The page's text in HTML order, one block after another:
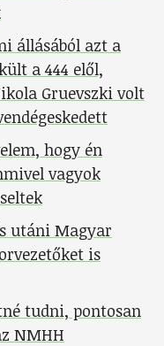
állásából azt a
a 444 elől,
Gruevszki volt
hogy én
vagyok
utáni Magyar
is
tudni, pontosan
NMHH